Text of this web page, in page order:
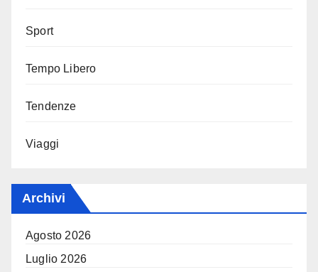
Sport
Tempo Libero
Tendenze
Viaggi
Archivi
Agosto 2026
Luglio 2026